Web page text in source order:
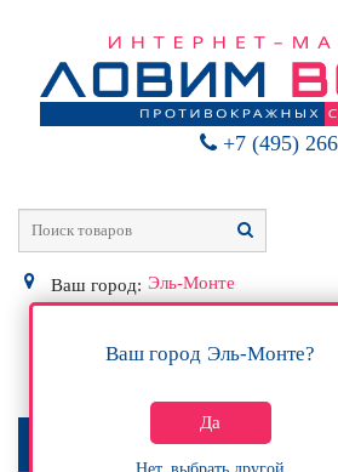
+7 (495)
Ваш город: Эль-Монте
Ваш город Эль-Монте?
Да
0Р
МЕНЮ